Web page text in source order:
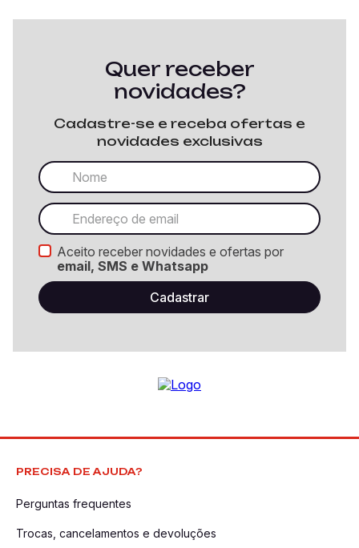
Quer receber
novidades?
Cadastre-se e receba ofertas e
novidades exclusivas
Aceito receber novidades e ofertas por
email, SMS e Whatsapp
PRECISA DE AJUDA?
Perguntas frequentes
Trocas, cancelamentos e devoluções